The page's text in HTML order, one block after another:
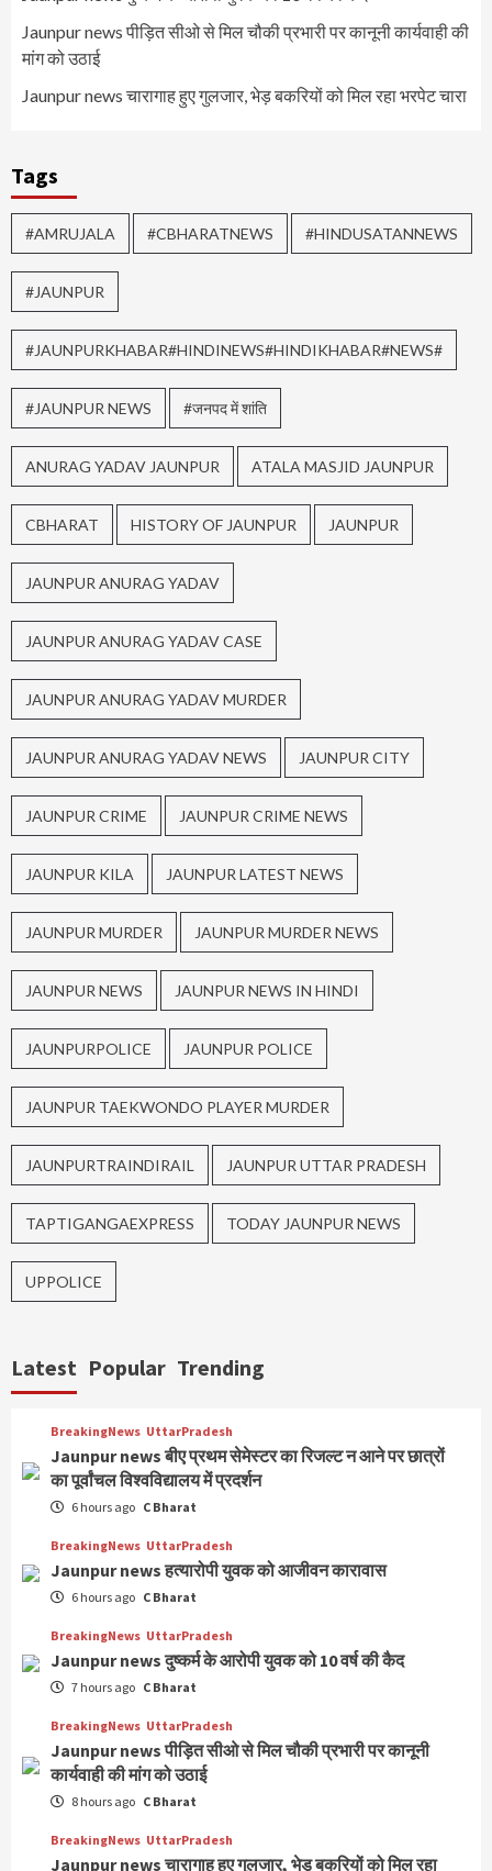
Jaunpur news पीड़ित सीओ से मिल चौकी प्रभारी पर कानूनी कार्यवाही की
मांग को उठाई
Jaunpur news चारागाह हुए गुलजार, भेड़ बकरियों को मिल रहा भरपेट चारा
Tags
#AMRUJALA #CBHARATNEWS #HINDUSATANNEWS
#JAUNPUR
#JAUNPURKHABAR#HINDINEWS#HINDIKHABAR#NEWS#
#JAUNPUR NEWS #जनपद में शांति
ANURAG YADAV JAUNPUR ATALA MASJID JAUNPUR
CBHARAT HISTORY OF JAUNPUR JAUNPUR
JAUNPUR ANURAG YADAV
JAUNPUR ANURAG YADAV CASE
JAUNPUR ANURAG YADAV MURDER
JAUNPUR ANURAG YADAV NEWS JAUNPUR CITY
JAUNPUR CRIME JAUNPUR CRIME NEWS
JAUNPUR KILA JAUNPUR LATEST NEWS
JAUNPUR MURDER JAUNPUR MURDER NEWS
JAUNPUR NEWS JAUNPUR NEWS IN HINDI
JAUNPURPOLICE JAUNPUR POLICE
JAUNPUR TAEKWONDO PLAYER MURDER
JAUNPURTRAINDIRAIL JAUNPUR UTTAR PRADESH
TAPTIGANGAEXPRESS TODAY JAUNPUR NEWS
UPPOLICE
Latest Popular Trending
BreakingNews UttarPradesh
Jaunpur news बीए प्रथम सेमेस्टर का रिजल्ट न आने पर छात्रों
का पूर्वांचल विश्वविद्यालय में प्रदर्शन
6 hours ago C Bharat
BreakingNews UttarPradesh
Jaunpur news हत्यारोपी युवक को आजीवन कारावास
6 hours ago C Bharat
BreakingNews UttarPradesh
Jaunpur news दुष्कर्म के आरोपी युवक को 10 वर्ष की कैद
7 hours ago C Bharat
BreakingNews UttarPradesh
Jaunpur news पीड़ित सीओ से मिल चौकी प्रभारी पर कानूनी
कार्यवाही की मांग को उठाई
8 hours ago C Bharat
BreakingNews UttarPradesh
Jaunpur news चारागाह हुए गुलजार, भेड़ बकरियों को मिल रहा